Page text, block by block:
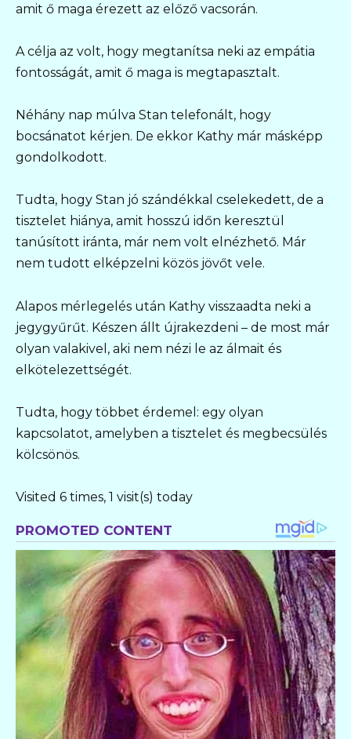
amit ő maga érezett az előző vacsorán.
A célja az volt, hogy megtanítsa neki az empátia
fontosságát, amit ő maga is megtapasztalt.
Néhány nap múlva Stan telefonált, hogy
bocsánatot kérjen. De ekkor Kathy már másképp
gondolkodott.
Tudta, hogy Stan jó szándékkal cselekedett, de a
tisztelet hiánya, amit hosszú időn keresztül
tanúsított iránta, már nem volt elnézhető. Már
nem tudott elképzelni közös jövőt vele.
Alapos mérlegelés után Kathy visszaadta neki a
jegygyűrűt. Készen állt újrakezdeni – de most már
olyan valakivel, aki nem nézi le az álmait és
elkötelezettségét.
Tudta, hogy többet érdemel: egy olyan
kapcsolatot, amelyben a tisztelet és megbecsülés
kölcsönös.
Visited 6 times, 1 visit(s) today